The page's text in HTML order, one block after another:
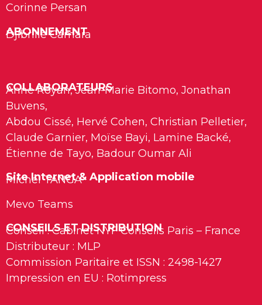
Corinne Persan
ABONNEMENT
Djibrille Camara
COLLABORATEURS
Anne Royan, Jean-Marie Bitomo, Jonathan
Buvens,
Abdou Cissé, Hervé Cohen, Christian Pelletier,
Claude Garnier, Moïse Bayi, Lamine Backé,
Étienne de Tayo, Badour Oumar Ali
Site Internet & Application mobile
Michel TANGA
Mevo Teams
CONSEILS ET DISTRIBUTION
Conseil : Cabinet NYF Conseils Paris – France
Distributeur : MLP
Commission Paritaire et ISSN : 2498-1427
Impression en EU : Rotimpress